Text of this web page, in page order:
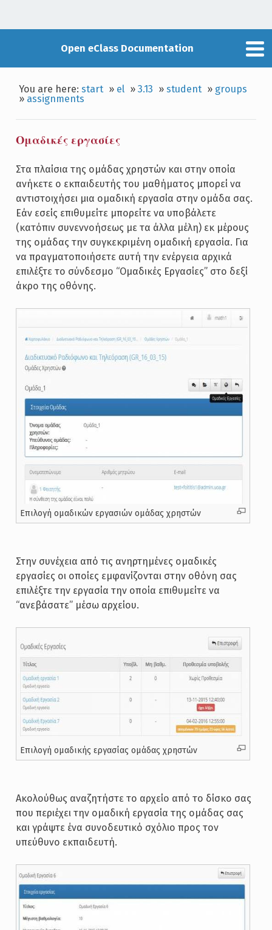
Open eClass Documentation
You are here:start » el »3.13 »student » groups
» assignments
Ομαδικές εργασίες
Στα πλαίσια της ομάδας χρηστών και στην οποία
ανήκετε ο εκπαιδευτής του μαθήματος μπορεί να
αντιστοιχήσει μια ομαδική εργασία στην ομάδα σας.
Εάν εσείς επιθυμείτε μπορείτε να υποβάλετε
(κατόπιν συνεννοήσεως με τα άλλα μέλη) εκ μέρους
της ομάδας την συγκεκριμένη ομαδική εργασία. Για
να πραγματοποιήσετε αυτή την ενέργεια αρχικά
επιλέξτε το σύνδεσμο “Ομαδικές Εργασίες” στο δεξί
άκρο της οθόνης.
Επιλογή ομαδικών εργασιών ομάδας χρηστών
Στην συνέχεια από τις ανηρτημένες ομαδικές
εργασίες οι οποίες εμφανίζονται στην οθόνη σας
επιλέξτε την εργασία την οποία επιθυμείτε να
“ανεβάσατε” μέσω αρχείου.
Επιλογή ομαδικής εργασίας ομάδας χρηστών
Ακολούθως αναζητήστε το αρχείο από το δίσκο σας
που περιέχει την ομαδική εργασία της ομάδας σας
και γράψτε ένα συνοδευτικό σχόλιο προς τον
υπεύθυνο εκπαιδευτή.